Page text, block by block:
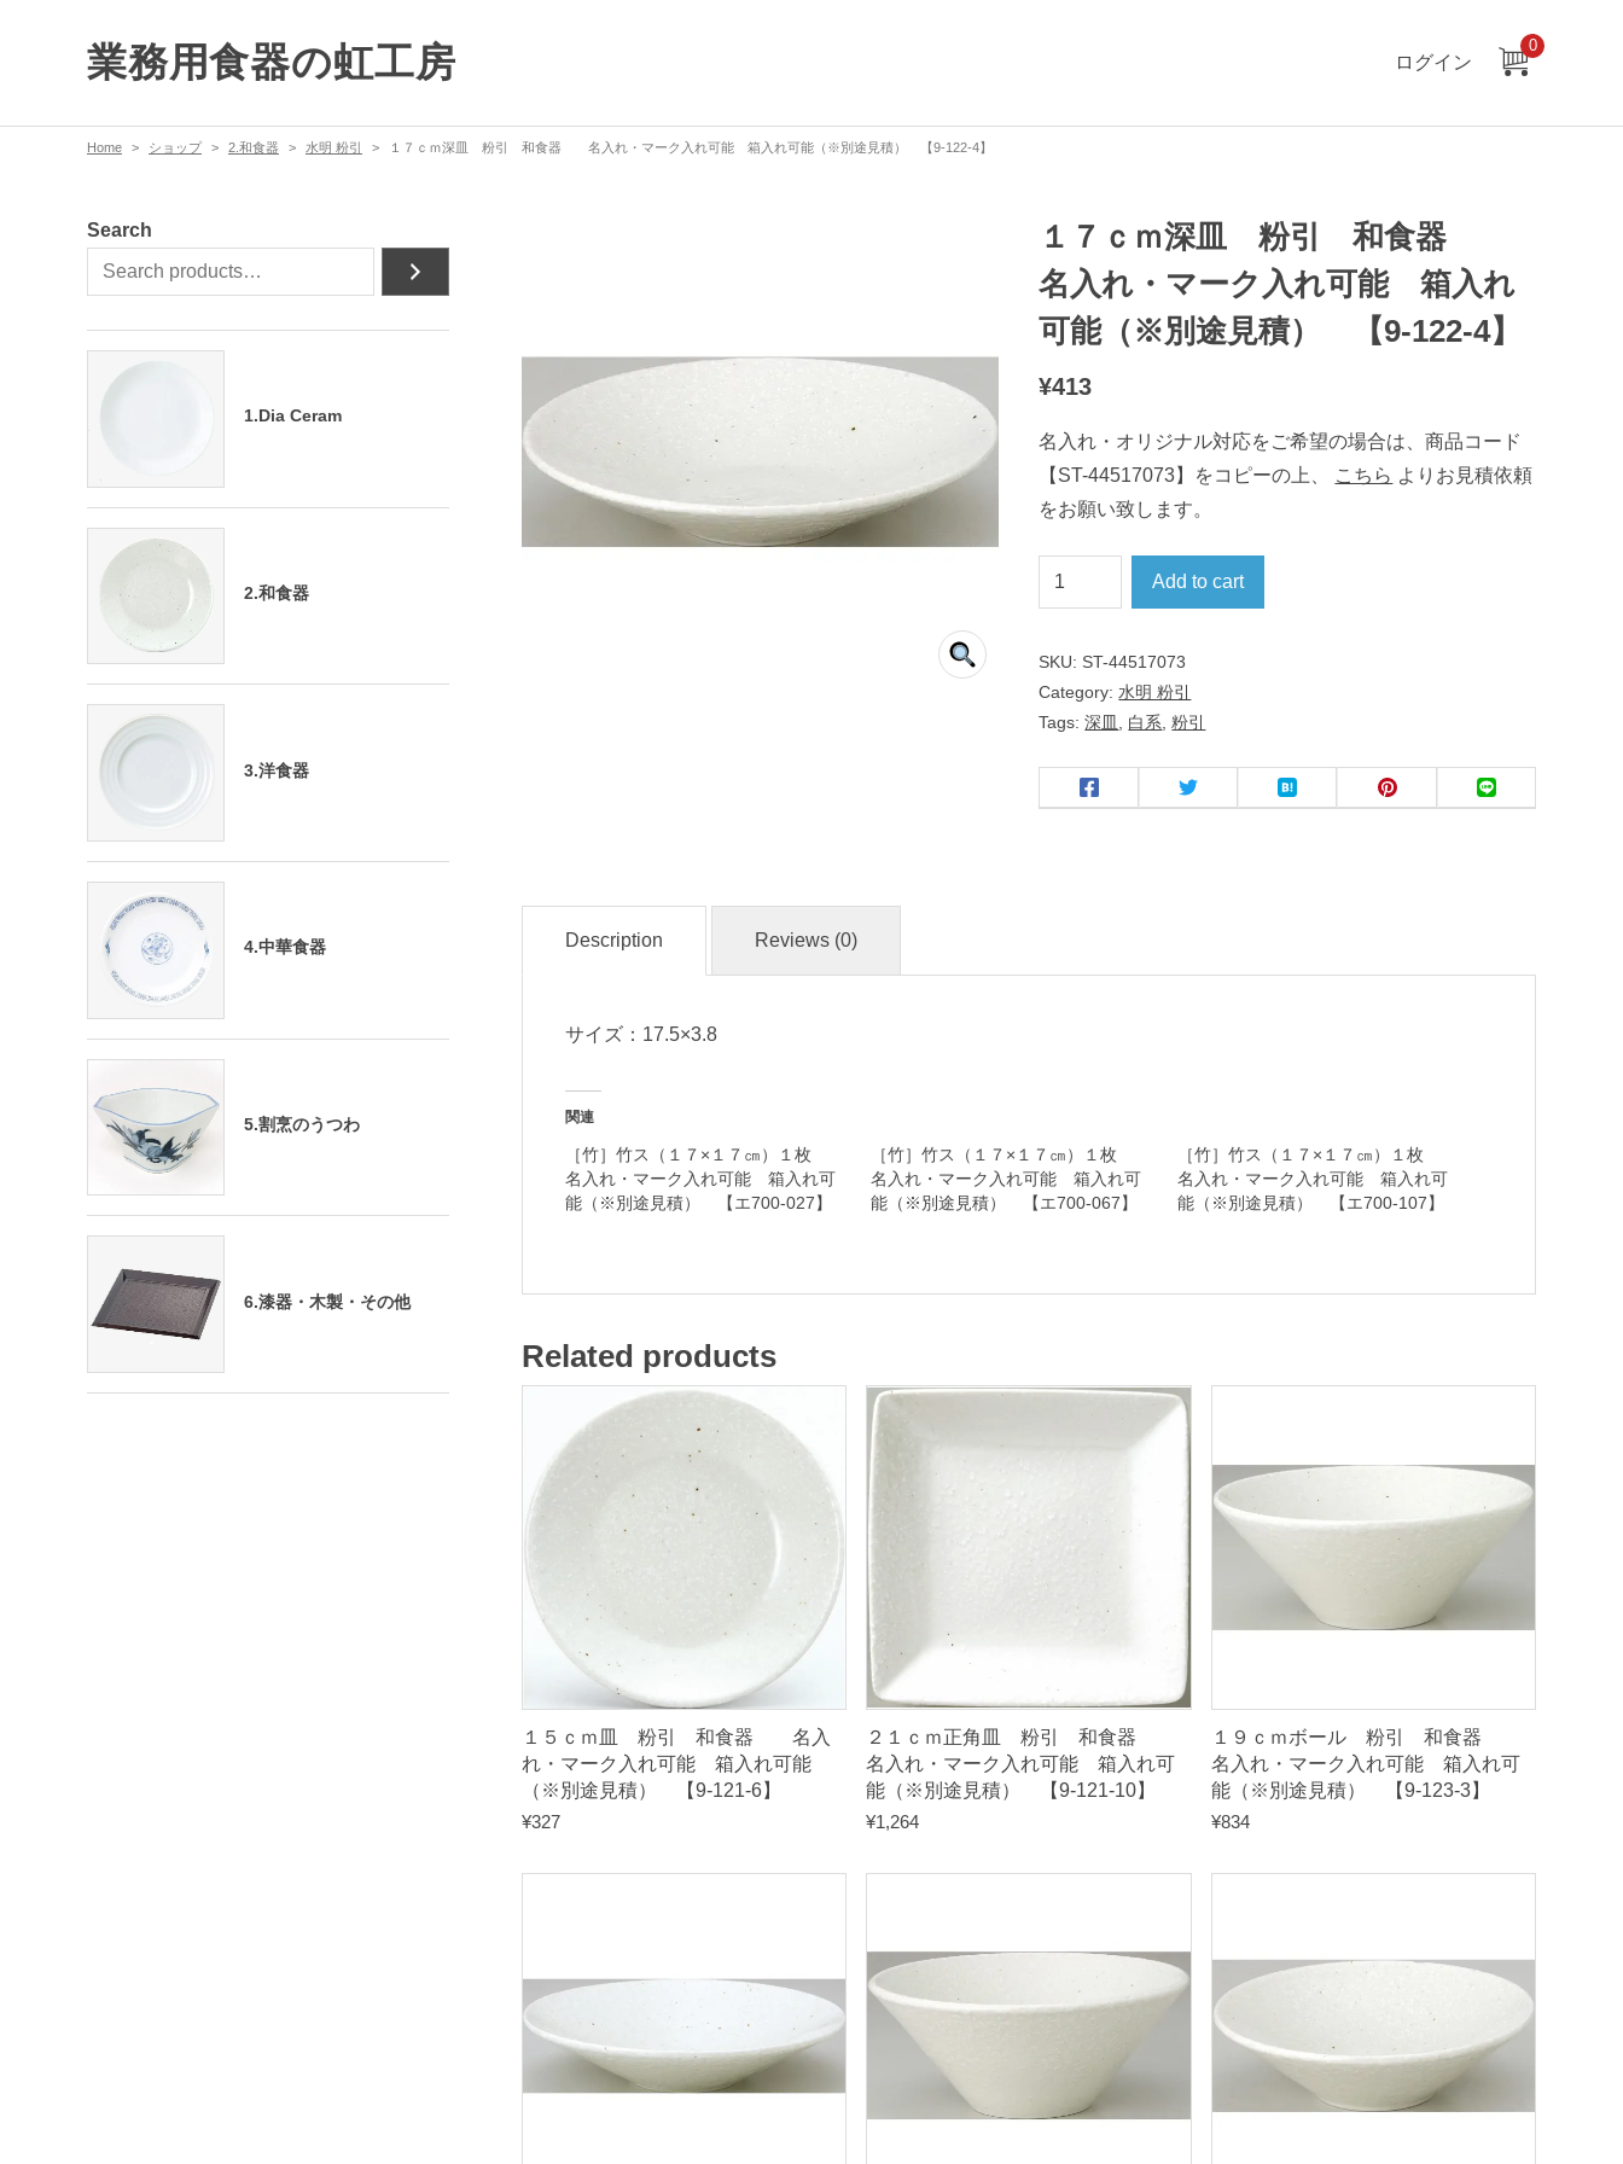
業務用食器の虹工房 ログイン
0
Home ショップ 2.和食器 水明 粉引 １７ｃｍ深皿 粉引 和食器 名入れ・マーク入れ可能 箱入れ可能（※別途見積） 【9-122-4】
１７ｃｍ深皿 粉引 和食器
名入れ・マーク入れ可能 箱入れ
可能（※別途見積） 【9-122-4】
¥413
名入れ・オリジナル対応をご希望の場合は、商品コード
【ST-44517073】をコピーの上、
こちら よりお見積依頼
をお願い致します。
１
７
ｍ
粉
器
れ
・
マ
可
入
可
途
見
9
-
Add to cart
SKU: ST-44517073
Category:水明 粉引
Tags:深皿 白系 ,粉引
Description Reviews (0)
サイズ：17.5×3.8
関連
［竹］竹ス（１７×１７㎝）１枚
名入れ・マーク入れ可能 箱入れ可
能（※別途見積） 【エ700-027】
［竹］竹ス（１７×１７㎝）１枚
名入れ・マーク入れ可能 箱入れ可
能（※別途見積） 【エ700-067】
［竹］竹ス（１７×１７㎝）１枚
名入れ・マーク入れ可能 箱入れ可
能（※別途見積） 【エ700-107】
Related products
１５ｃｍ皿 粉引 和食器 名入
れ・マーク入れ可能 箱入れ可能
（※別途見積） 【9-121-6】
¥327
２１ｃｍ正角皿 粉引 和食器
名入れ・マーク入れ可能 箱入れ可
能（※別途見積） 【9-121-10】
¥1,264
１９ｃｍボール 粉引 和食器
名入れ・マーク入れ可能 箱入れ可
能（※別途見積） 【9-123-3】
¥834
Search
1.Dia Ceram
2.和食器
3.洋食器
4.中華食器
5.割烹のうつわ
6.漆器・木製・その他